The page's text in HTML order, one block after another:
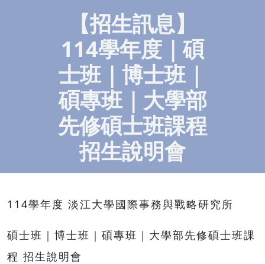
【招生訊息】
114學年度｜碩
士班｜博士班｜
碩專班｜大學部
先修碩士班課程
招生說明會
114學年度 淡江大學國際事務與戰略研究所
碩士班｜博士班｜碩專班｜大學部先修碩士班課
程 招生說明會